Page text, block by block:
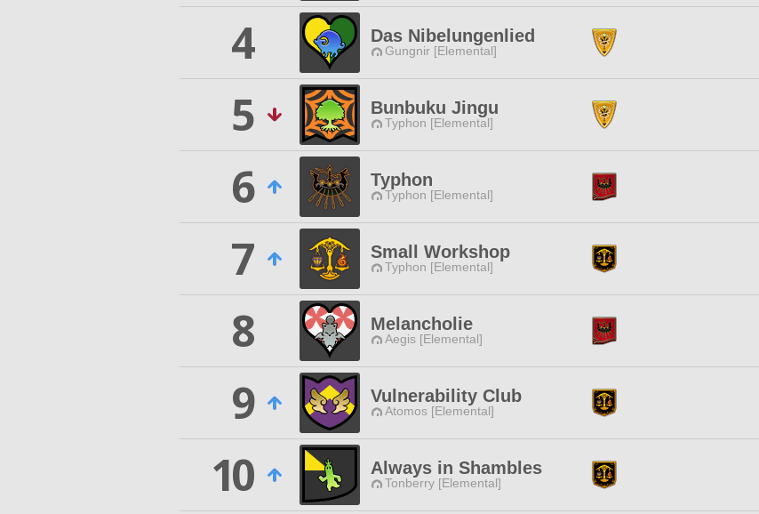
4
Das Nibelungenlied
Gungnir [Elemental]
5
Bunbuku Jingu
Typhon [Elemental]
6
Typhon
Typhon [Elemental]
7
Small Workshop
Typhon [Elemental]
8
Melancholie
Aegis [Elemental]
9
Vulnerability Club
Atomos [Elemental]
10
Always in Shambles
Tonberry [Elemental]